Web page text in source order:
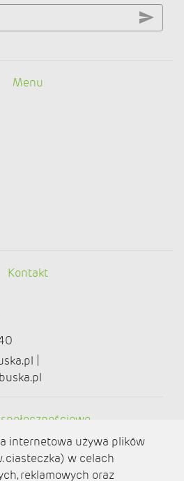
Menu
Kontakt
|
internetowa używa plików
ciasteczka) w celach
reklamowych oraz